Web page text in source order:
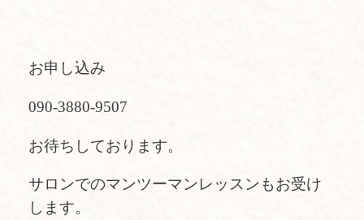
お申し込み
090-3880-9507
お待ちしております。
サロンでのマンツーマンレッスンもお受け
します。